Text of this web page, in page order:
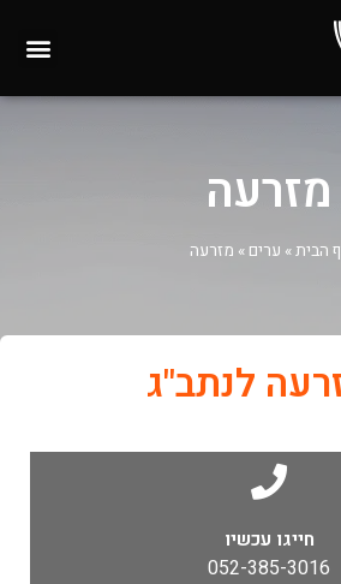
מזרעה
הבית» ערים » מזרעה
לנתב"ג
חייגו עכשיו
052-385-3016